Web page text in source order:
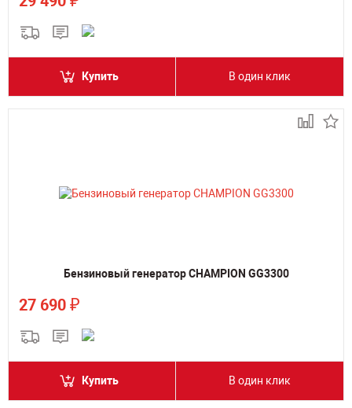
Купить В один клик
Бензиновый генератор CHAMPION GG3300
27 690 ₽
Купить В один клик